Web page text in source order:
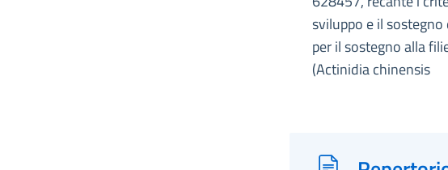
sviluppo e il sostegno
per il sostegno alla
(Actinidia chinensis